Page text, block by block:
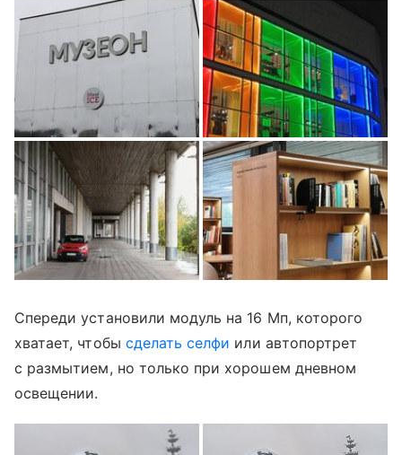
Спереди установили модуль на 16 Мп, которого
хватает, чтобы сделать селфи или автопортрет
с размытием, но только при хорошем дневном
освещении.